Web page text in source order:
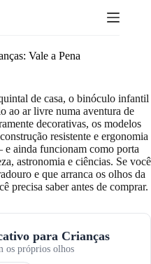
Vale a Pena
de casa, o binóculo infantil
ao ar livre numa aventura de
decorativas, os modelos
resistente e ergonomia
e ainda funcionam como porta
astronomia e ciências. Se você
e que arranca os olhos da
precisa saber antes de comprar.
para Crianças
os próprios olhos